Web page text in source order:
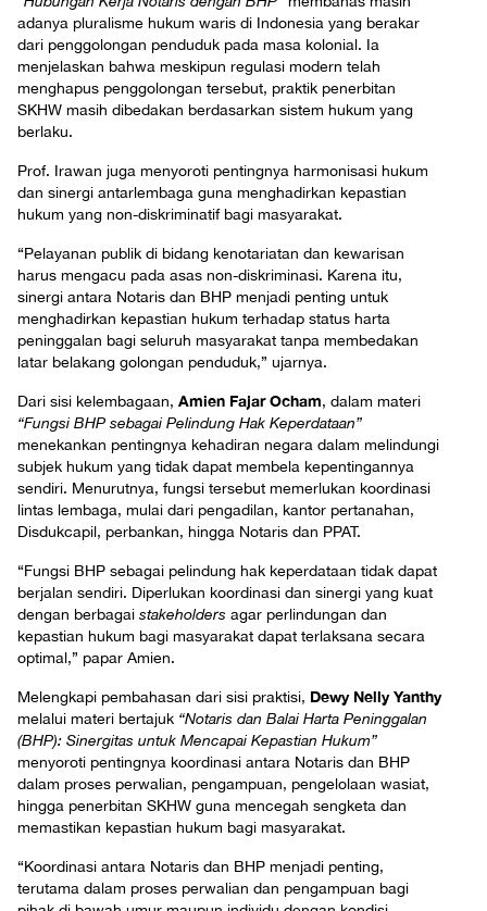
adanya pluralisme hukum waris di Indonesia yang berakar
dari penggolongan penduduk pada masa kolonial. Ia
menjelaskan bahwa meskipun regulasi modern telah
menghapus penggolongan tersebut, praktik penerbitan
SKHW masih dibedakan berdasarkan sistem hukum yang
berlaku.
Prof. Irawan juga menyoroti pentingnya harmonisasi hukum
dan sinergi antarlembaga guna menghadirkan kepastian
hukum yang non-diskriminatif bagi masyarakat.
“Pelayanan publik di bidang kenotariatan dan kewarisan
harus mengacu pada asas non-diskriminasi. Karena itu,
sinergi antara Notaris dan BHP menjadi penting untuk
menghadirkan kepastian hukum terhadap status harta
peninggalan bagi seluruh masyarakat tanpa membedakan
latar belakang golongan penduduk,” ujarnya.
Dari sisi kelembagaan, Amien Fajar Ocham, dalam materi
“Fungsi BHP sebagai Pelindung Hak Keperdataan”
menekankan pentingnya kehadiran negara dalam melindungi
subjek hukum yang tidak dapat membela kepentingannya
sendiri. Menurutnya, fungsi tersebut memerlukan koordinasi
lintas lembaga, mulai dari pengadilan, kantor pertanahan,
Disdukcapil, perbankan, hingga Notaris dan PPAT.
“Fungsi BHP sebagai pelindung hak keperdataan tidak dapat
berjalan sendiri. Diperlukan koordinasi dan sinergi yang kuat
dengan berbagai stakeholders agar perlindungan dan
kepastian hukum bagi masyarakat dapat terlaksana secara
optimal,” papar Amien.
Melengkapi pembahasan dari sisi praktisi, Dewy Nelly Yanthy
melalui materi bertajuk “Notaris dan Balai Harta Peninggalan
(BHP): Sinergitas untuk Mencapai Kepastian Hukum”
menyoroti pentingnya koordinasi antara Notaris dan BHP
dalam proses perwalian, pengampuan, pengelolaan wasiat,
hingga penerbitan SKHW guna mencegah sengketa dan
memastikan kepastian hukum bagi masyarakat.
“Koordinasi antara Notaris dan BHP menjadi penting,
terutama dalam proses perwalian dan pengampuan bagi